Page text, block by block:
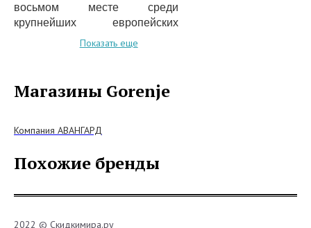
восьмом месте среди
крупнейших европейских
производителей бытовой
производства, производилась
модернизация старых, кроме
модели бытовой техники.
обязана многочисленным
представительствам, которые
активной работой. Все
Показать еще
Магазины Gorenje
Компания АВАНГАРД
Похожие бренды
2022 © Скидкимира.ру